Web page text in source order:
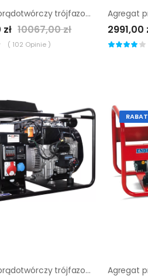
Agregat prądotwórczy trójfazowy Sumera Motor SMG-9TE-K
10067,00 zł
( 102 Opinie )
2991,00
Agregat prądotwórczy trójfazowy Sumera Motor Smg-15Te-L-Avr